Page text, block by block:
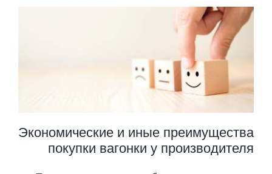
Экономические и иные преимущества
покупки вагонки у производителя